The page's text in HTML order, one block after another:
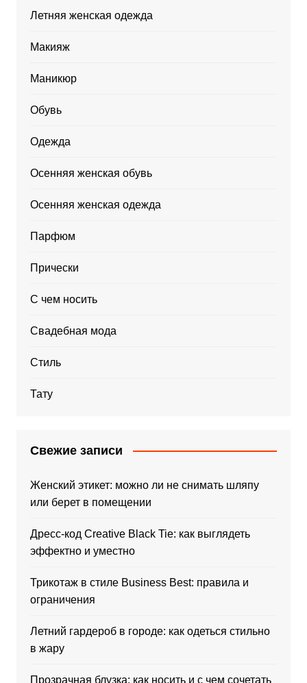
Летняя женская одежда
Макияж
Маникюр
Обувь
Одежда
Осенняя женская обувь
Осенняя женская одежда
Парфюм
Прически
С чем носить
Свадебная мода
Стиль
Тату
Свежие записи
Женский этикет: можно ли не снимать шляпу
или берет в помещении
Дресс-код Creative Black Tie: как выглядеть
эффектно и уместно
Трикотаж в стиле Business Best: правила и
ограничения
Летний гардероб в городе: как одеться стильно
в жару
Прозрачная блузка: как носить и с чем сочетать